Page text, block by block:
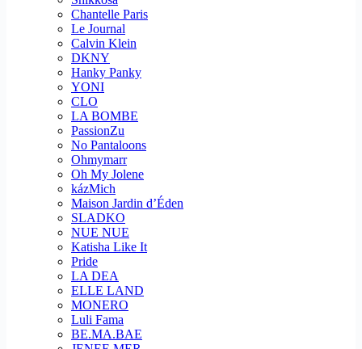
Chantelle Paris
Le Journal
Calvin Klein
DKNY
Hanky Panky
YONI
CLO
LA BOMBE
PassionZu
No Pantaloons
Ohmymarr
Oh My Jolene
kázMich
Maison Jardin d’Éden
SLADKO
NUE NUE
Katisha Like It
Pride
LA DEA
ELLE LAND
MONERO
Luli Fama
BE.MA.BAE